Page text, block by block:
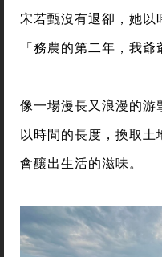
宋若甄沒有退卻，她以
「務農的第二年，我
像一場漫長又浪漫的
以時間的長度，換取
會釀出生活的滋味。